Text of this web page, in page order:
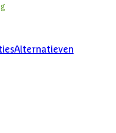
Alternatieven
brengt. Uitgevoerd in